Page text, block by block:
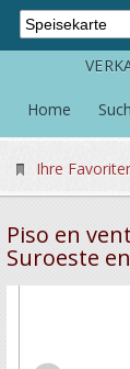
Home
Ihre
Piso en
Suroeste